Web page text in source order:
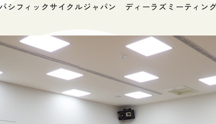
シフィックサイクルジャパン ディーラズミーティン